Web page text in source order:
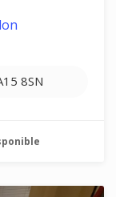
8SN